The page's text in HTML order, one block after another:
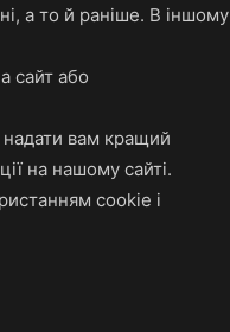
а то й раніше. В іншому
сайт або
вам кращий
на нашому сайті.
cookie і